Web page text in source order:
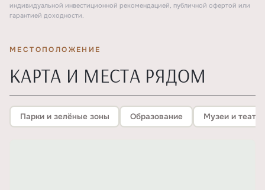
индивидуальной инвестиционной рекомендацией, публичной офертой или
гарантией доходности.
МЕСТОПОЛОЖЕНИЕ
КАРТА И МЕСТА РЯДОМ
Парки и зелёные зоны Образование Музеи и